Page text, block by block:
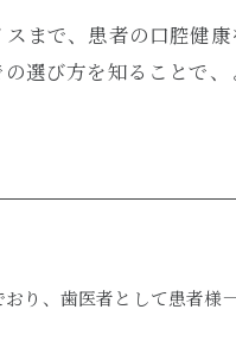
まで、患者の口腔健康
選び方を知ることで、
り、歯医者として患者様